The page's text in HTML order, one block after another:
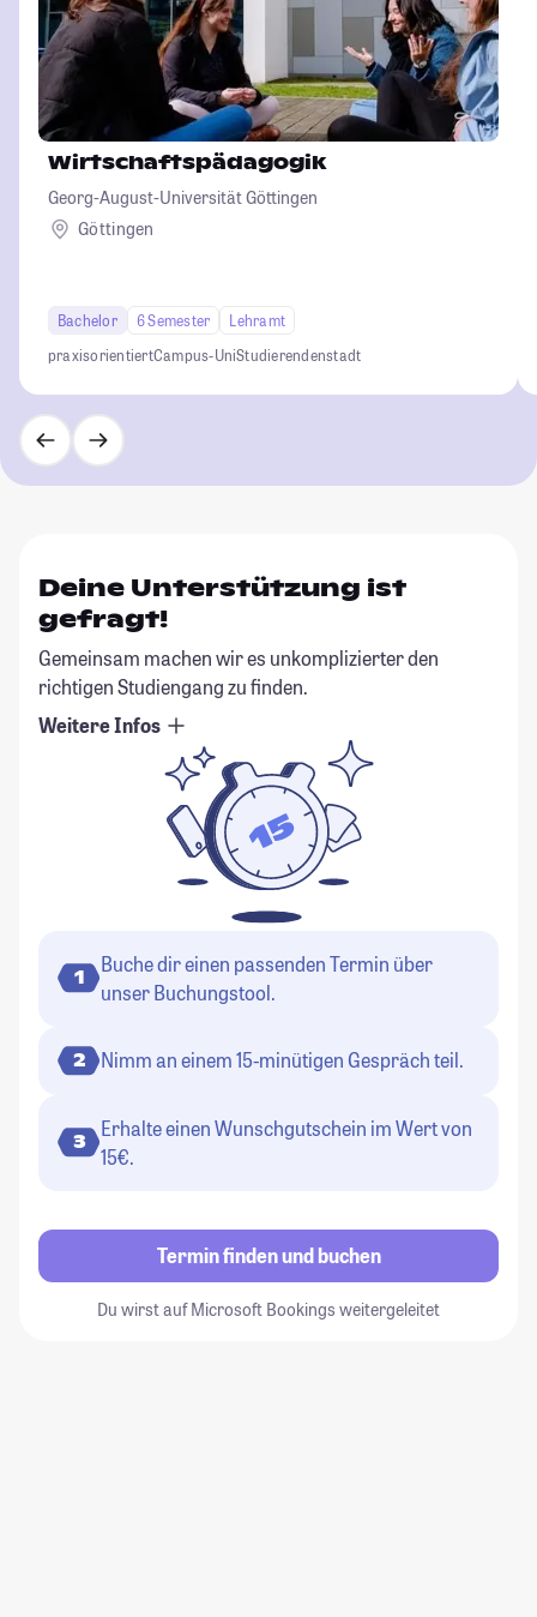
Wirtschaftspädagogik
Georg-August-Universität Göttingen
Göttingen
Bachelor 6 Semester
Lehramt
praxisorientiertCampus-UniStudierendenstadt
Deine Unterstützung ist
gefragt!
Gemeinsam machen wir es unkomplizierter den
richtigen Studiengang zu finden.
Weitere Infos
1
Buche dir einen passenden Termin über
unser Buchungstool.
2 Nimm an einem 15-minütigen Gespräch teil.
3
Erhalte einen Wunschgutschein im Wert von
15€.
Termin finden und buchen
Du wirst auf Microsoft Bookings weitergeleitet